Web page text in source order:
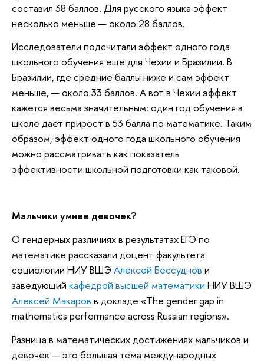
составил 38 баллов. Для русского языка эффект
несколько меньше — около 28 баллов.
Исследователи подсчитали эффект одного года
школьного обучения еще для Чехии и Бразилии. В
Бразилии, где средние баллы ниже и сам эффект
меньше, — около 33 баллов. А вот в Чехии эффект
кажется весьма значительным: один год обучения в
школе дает прирост в 53 балла по математике. Таким
образом, эффект одного года школьного обучения
можно рассматривать как показатель
эффективности школьной подготовки как таковой.
Мальчики умнее девочек?
О гендерных различиях в результатах ЕГЭ по
математике рассказали доцент факультета
социологии НИУ ВШЭ Алексей Бессуднов и
заведующий кафедрой высшей математики НИУ ВШЭ
Алексей Макаров в докладе «The gender gap in
mathematics performance across Russian regions».
Разница в математических достижениях мальчиков и
девочек — это большая тема международных